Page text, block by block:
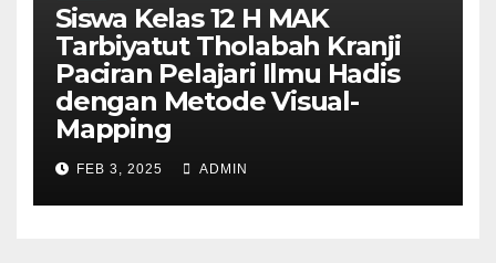
Siswa Kelas 12 H MAK
Tarbiyatut Tholabah Kranji
Paciran Pelajari Ilmu Hadis
dengan Metode Visual-
Mapping
FEB 3, 2025 ADMIN